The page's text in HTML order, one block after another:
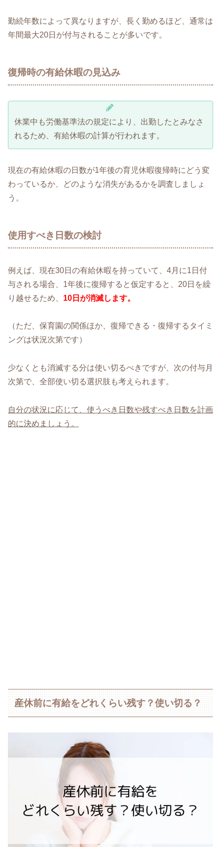
勤続年数によって異なりますが、長く勤めるほど、通常は
年間最大20日が付与されることが多いです。
復帰時の有給休暇の見込み
休業中も労働基準法の規定により、出勤したとみなさ
れるため、有給休暇の計算が行われます。
現在の有給休暇の日数が1年後の育児休暇復帰時にどう変
わっているか、どのような消失があるかを調査しましょ
う。
使用すべき日数の検討
例えば、現在30日の有給休暇を持っていて、4月に1日付
与される場合、1年後に復帰すると仮定すると、20日を繰
り越せるため、 10日が消滅します。
（ただ、保育園の関係ほか、復帰できる・復帰するタイミ
ングは状況次第です）
少なくとも消滅する分は使い切るべきですが、次の付与月
次第で、全部使い切る選択肢も考えられます。
自分の状況に応じて、使うべき日数や残すべき日数を計画
的に決めましょう。
産休前に有給をどれくらい残す？使い切る？